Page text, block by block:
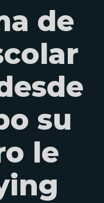
de
su
le